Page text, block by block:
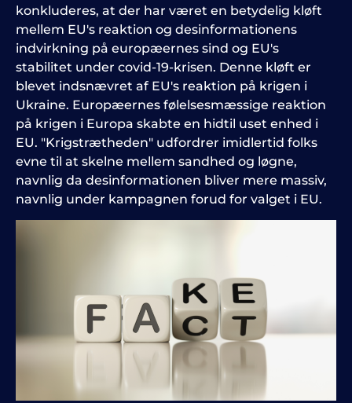
konkluderes, at der har været en betydelig kløft
mellem EU's reaktion og desinformationens
indvirkning på europæernes sind og EU's
stabilitet under covid-19-krisen. Denne kløft er
blevet indsnævret af EU's reaktion på krigen i
Ukraine. Europæernes følelsesmæssige reaktion
på krigen i Europa skabte en hidtil uset enhed i
EU. "Krigstrætheden" udfordrer imidlertid folks
evne til at skelne mellem sandhed og løgne,
navnlig da desinformationen bliver mere massiv,
navnlig under kampagnen forud for valget i EU.